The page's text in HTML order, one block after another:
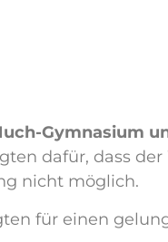
Gymnasium
dafür, dass
nicht möglich.
für einen